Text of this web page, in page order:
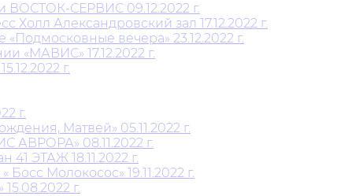
ВОСТОК-СЕРВИС 09.12.2022 г.
Холл Александровский зал 17.12.2022 г.
вечера» 23.12.2022 г.
«МАВИС» 17.12.2022 г.
г.
г.
Матвей» 05.11.2022 г.
АВРОРА» 08.11.2022 г.
ЭТАЖ 18.11.2022 г.
Молокосос» 19.11.2022 г.
г.